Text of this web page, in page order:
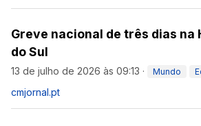
Greve nacional de três dias na
do Sul
13 de julho de 2026 às 09:13 · Mundo
cmjornal.pt